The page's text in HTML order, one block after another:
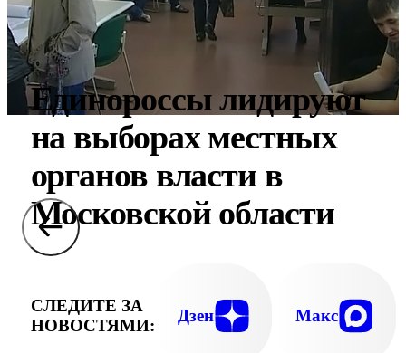
Единороссы лидируют
на выборах местных
органов власти в
Московской области
СЛЕДИТЕ ЗА
НОВОСТЯМИ:
Дзен Макс